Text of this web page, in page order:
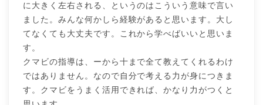
に大きく左右される、というのはこういう意味で言い
ました。みんな何かしら経験があると思います。大し
てなくても大丈夫です。これから学べばいいと思いま
す。
クマビの指導は、ーから十まで全て教えてくれるわけ
ではありません。なので自分で考える力が身につきま
す。クマビをうまく活用できれば、かなり力がつくと